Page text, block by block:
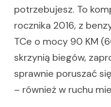
potrzebujesz. To
rocznika 2016, z
TCe o mocy 90 KM
skrzynią biegów,
sprawnie poruszać
– również w ruchu